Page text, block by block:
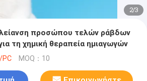
2/3
προσώπου τελών ράβδων
τη χημική θεραπεία ημιαγωγών
PC MOQ：10